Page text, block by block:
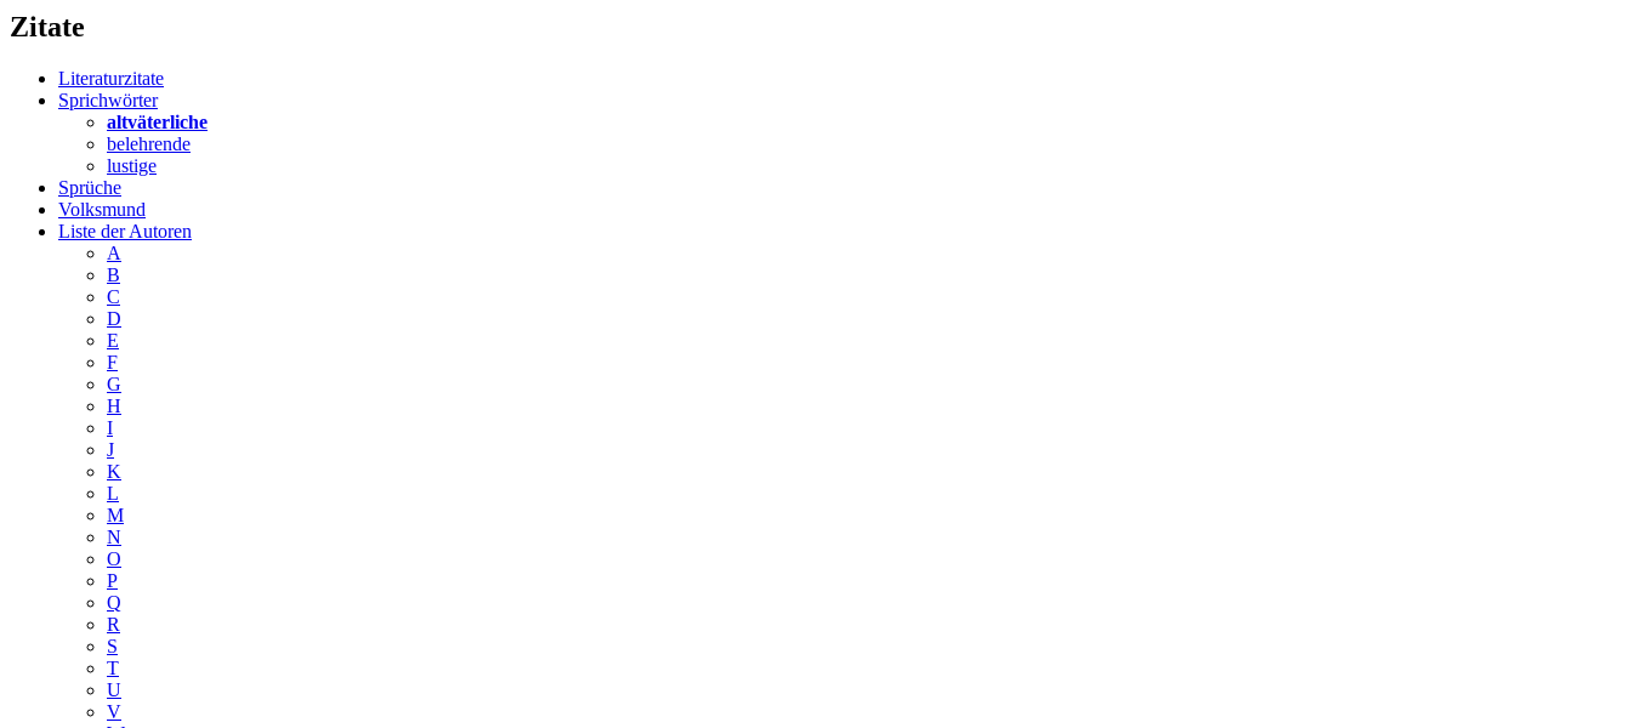
Zitate
Literaturzitate
Sprichwörter
altväterliche
belehrende
lustige
Sprüche
Volksmund
Liste der Autoren
A
B
C
D
E
F
G
H
I
J
K
L
M
N
O
P
Q
R
S
T
U
V